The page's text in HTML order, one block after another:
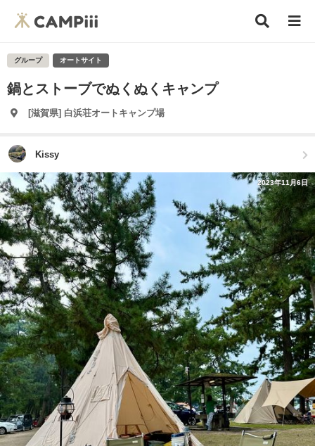
グループ オートサイト
鍋とストーブでぬくぬくキャンプ
[滋賀県] 白浜荘オートキャンプ場
Kissy
2023年11月6日